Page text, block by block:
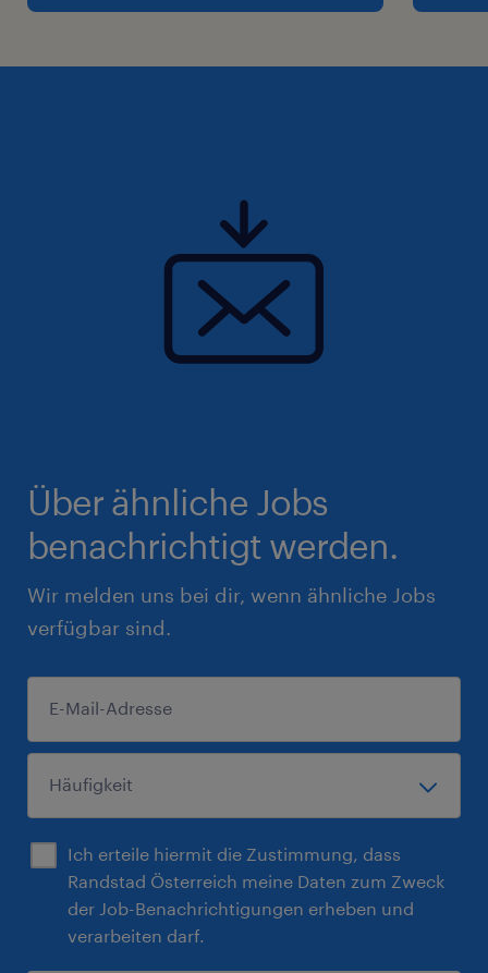
Über ähnliche Jobs
benachrichtigt werden.
Wir melden uns bei dir, wenn ähnliche Jobs
verfügbar sind.
Ich erteile hiermit die Zustimmung, dass
Randstad Österreich meine Daten zum Zweck
der Job-Benachrichtigungen erheben und
verarbeiten darf.